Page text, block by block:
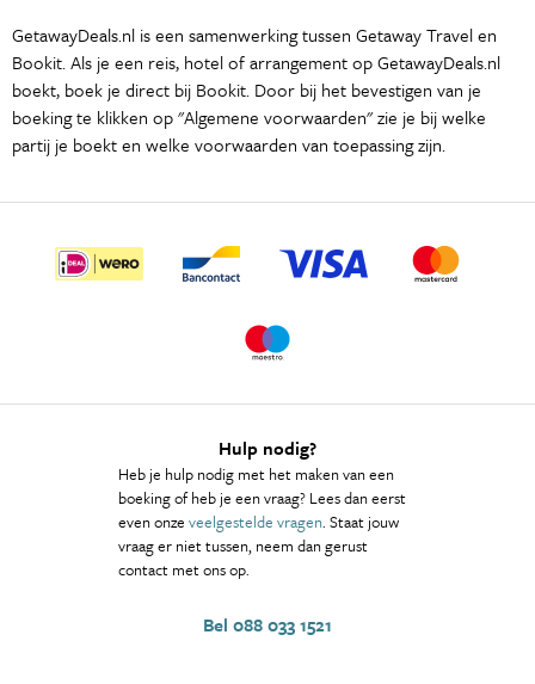
GetawayDeals.nl is een samenwerking tussen Getaway Travel en
Bookit. Als je een reis, hotel of arrangement op GetawayDeals.nl
boekt, boek je direct bij Bookit. Door bij het bevestigen van je
boeking te klikken op "Algemene voorwaarden" zie je bij welke
partij je boekt en welke voorwaarden van toepassing zijn.
Hulp nodig?
Heb je hulp nodig met het maken van een
boeking of heb je een vraag? Lees dan eerst
even onze veelgestelde vragen. Staat jouw
vraag er niet tussen, neem dan gerust
contact met ons op.
Bel 088 033 1521